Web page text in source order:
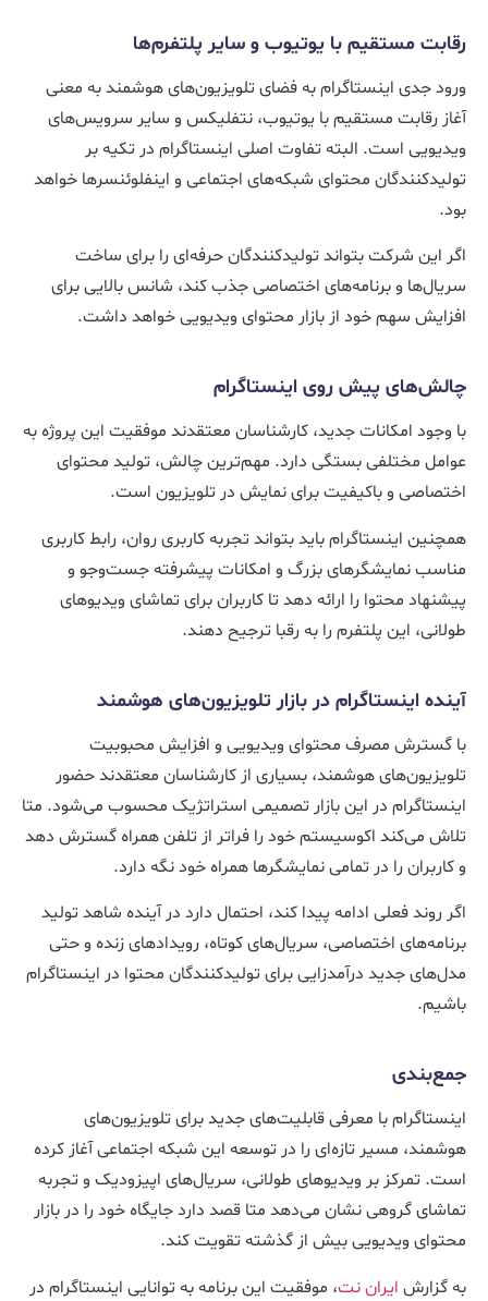
رقابت مستقیم با یوتیوب و سایر پلتفرم‌ها
ورود جدی اینستاگرام به فضای تلویزیون‌های هوشمند به معنی
آغاز رقابت مستقیم با یوتیوب، نتفلیکس و سایر سرویس‌های
ویدیویی است. البته تفاوت اصلی اینستاگرام در تکیه بر
تولیدکنندگان محتوای شبکه‌های اجتماعی و اینفلوئنسرها خواهد
بود.
اگر این شرکت بتواند تولیدکنندگان حرفه‌ای را برای ساخت
سریال‌ها و برنامه‌های اختصاصی جذب کند، شانس بالایی برای
افزایش سهم خود از بازار محتوای ویدیویی خواهد داشت.
چالش‌های پیش روی اینستاگرام
با وجود امکانات جدید، کارشناسان معتقدند موفقیت این پروژه به
عوامل مختلفی بستگی دارد. مهم‌ترین چالش، تولید محتوای
اختصاصی و باکیفیت برای نمایش در تلویزیون است.
همچنین اینستاگرام باید بتواند تجربه کاربری روان، رابط کاربری
مناسب نمایشگرهای بزرگ و امکانات پیشرفته جست‌وجو و
پیشنهاد محتوا را ارائه دهد تا کاربران برای تماشای ویدیوهای
طولانی، این پلتفرم را به رقبا ترجیح دهند.
آینده اینستاگرام در بازار تلویزیون‌های هوشمند
با گسترش مصرف محتوای ویدیویی و افزایش محبوبیت
تلویزیون‌های هوشمند، بسیاری از کارشناسان معتقدند حضور
اینستاگرام در این بازار تصمیمی استراتژیک محسوب می‌شود. متا
تلاش می‌کند اکوسیستم خود را فراتر از تلفن همراه گسترش دهد
و کاربران را در تمامی نمایشگرها همراه خود نگه دارد.
اگر روند فعلی ادامه پیدا کند، احتمال دارد در آینده شاهد تولید
برنامه‌های اختصاصی، سریال‌های کوتاه، رویدادهای زنده و حتی
مدل‌های جدید درآمدزایی برای تولیدکنندگان محتوا در اینستاگرام
باشیم.
جمع‌بندی
اینستاگرام با معرفی قابلیت‌های جدید برای تلویزیون‌های
هوشمند، مسیر تازه‌ای را در توسعه این شبکه اجتماعی آغاز کرده
است. تمرکز بر ویدیوهای طولانی، سریال‌های اپیزودیک و تجربه
تماشای گروهی نشان می‌دهد متا قصد دارد جایگاه خود را در بازار
محتوای ویدیویی بیش از گذشته تقویت کند.
به گزارش ایران نت، موفقیت این برنامه به توانایی اینستاگرام در